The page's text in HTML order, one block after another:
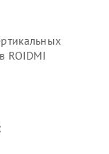
ROIDMI